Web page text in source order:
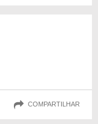
COMPARTILHAR